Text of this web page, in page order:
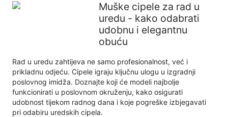
Muške cipele za rad u
uredu - kako odabrati
udobnu i elegantnu
obuću
Rad u uredu zahtijeva ne samo profesionalnost, već i
prikladnu odjeću. Cipele igraju ključnu ulogu u izgradnji
poslovnog imidža. Doznajte koji će modeli najbolje
funkcionirati u poslovnom okruženju, kako osigurati
udobnost tijekom radnog dana i koje pogreške izbjegavati
pri odabiru uredskih cipela.